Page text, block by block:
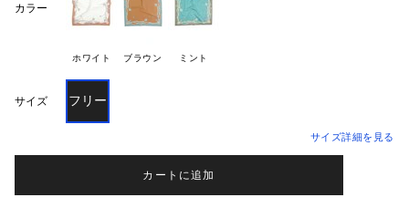
カラー
ホワイト ブラウン ミント
サイズ フリー
サイズ詳細を見る
カートに追加